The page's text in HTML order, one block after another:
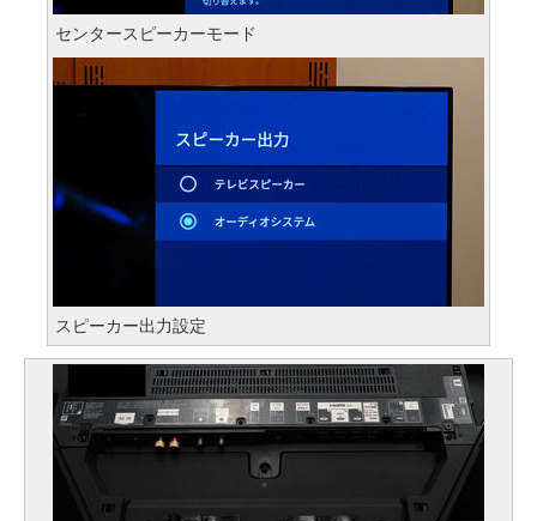
センタースピーカーモード
スピーカー出力設定